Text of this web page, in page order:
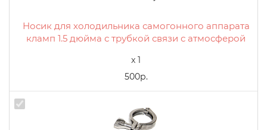
Носик для холодильника самогонного аппарата
кламп 1.5 дюйма с трубкой связи с атмосферой
x 1
500р.